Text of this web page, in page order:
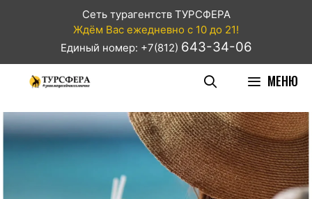
Сеть турагентств ТУРСФЕРА
Ждём Вас ежедневно с 10 до 21!
Единый номер: +7(812) 643-34-06
МЕНЮ